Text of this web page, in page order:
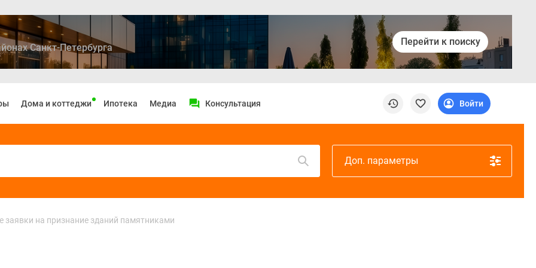
Санкт-Петербурга
Перейти к поиску
Дома и коттеджи Ипотека Медиа Консультация Войти
Доп. параметры
заявки на признание зданий памятниками